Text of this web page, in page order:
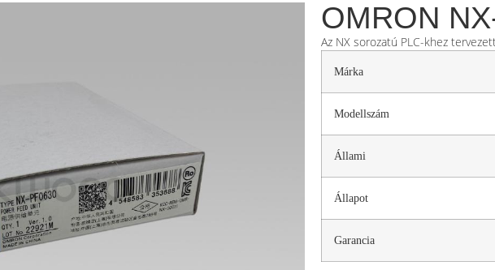
OMRON
Az NX sorozatú PLC-khez
Márka
Modellszám
Állami
Állapot
Garancia